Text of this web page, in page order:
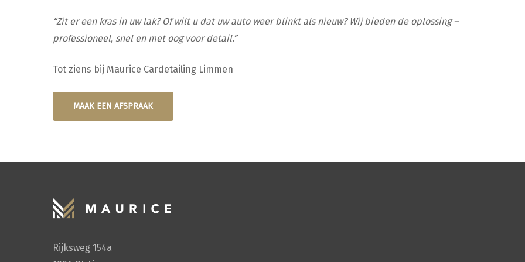
“Zit er een kras in uw lak? Of wilt u dat uw auto weer blinkt als nieuw? Wij bieden de oplossing –
professioneel, snel en met oog voor detail.”
Tot ziens bij Maurice Cardetailing Limmen
MAAK EEN AFSPRAAK
Rijksweg 154a